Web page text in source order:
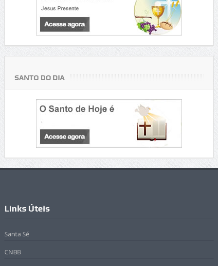
SANTO DO DIA
Links Úteis
Santa Sé
CNBB